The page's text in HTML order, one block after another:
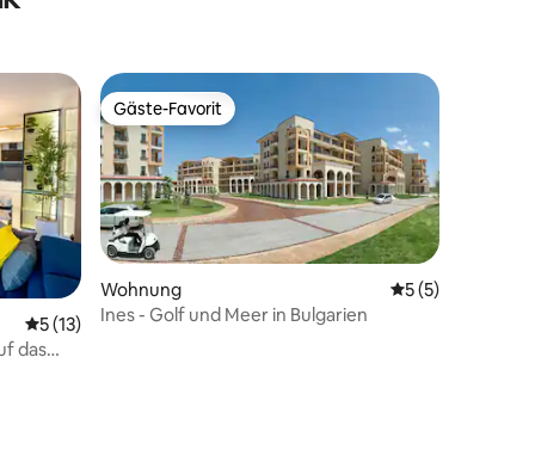
Durchschnittliche Bewertung: 5 von 5, 13 Bewertungen
5 (13)
das
Gäste-Favorit
Gäste-Favorit
Wohnung
5 (5)
Ines - Golf und Meer in Bulgarien